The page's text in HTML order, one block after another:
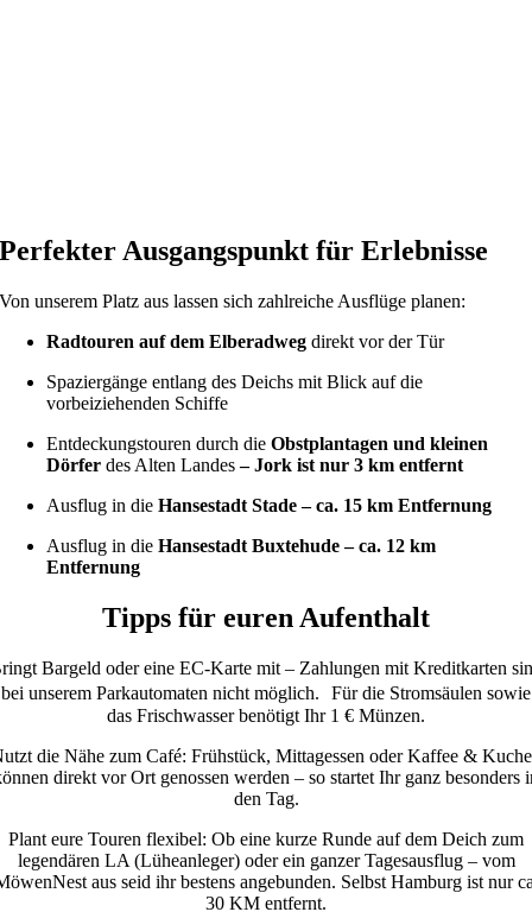
Perfekter Ausgangspunkt für Erlebnisse
Von unserem Platz aus lassen sich zahlreiche Ausflüge planen:
Radtouren auf dem Elberadweg direkt vor der Tür
Spaziergänge entlang des Deichs mit Blick auf die
vorbeiziehenden Schiffe
Entdeckungstouren durch dieObstplantagen und kleinen
Dörfer des Alten Landes– Jork ist nur 3 km entfernt
Ausflug in die Hansestadt Stade – ca. 15 km Entfernung
Ausflug in die Hansestadt Buxtehude – ca. 12 km
Entfernung
Tipps für euren Aufenthalt
Bargeld oder eine EC-Karte mit – Zahlungen mit Kreditkarten
bei unserem Parkautomaten nicht möglich. Für die Stromsäulen sowie
das Frischwasser benötigt Ihr 1 € Münzen.
die Nähe zum Café: Frühstück, Mittagessen oder Kaffee &
direkt vor Ort genossen werden – so startet Ihr ganz besonders
den Tag.
Plant eure Touren flexibel: Ob eine kurze Runde auf dem Deich zum
legendären LA (Lüheanleger) oder ein ganzer Tagesausflug – vom
aus seid ihr bestens angebunden. Selbst Hamburg ist nur
30 KM entfernt.